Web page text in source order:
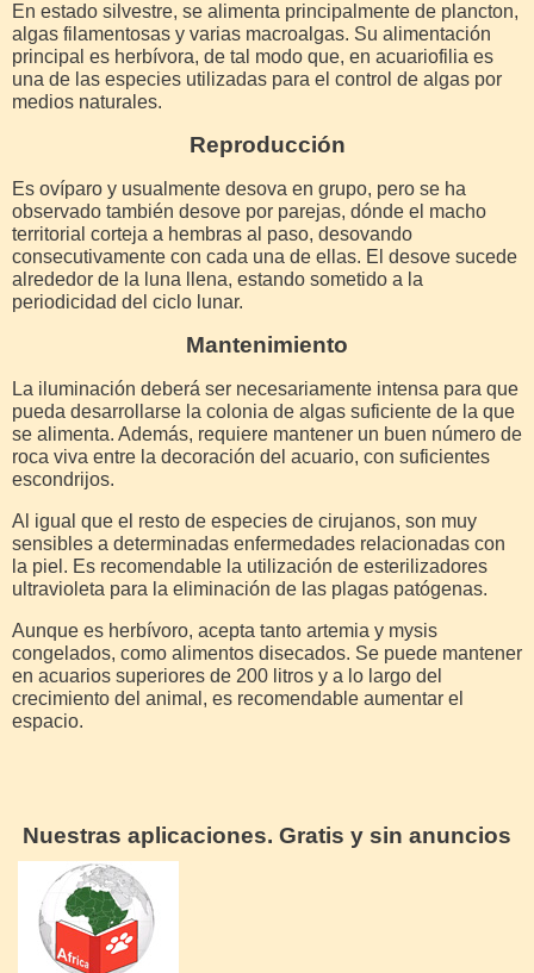
En estado silvestre, se alimenta principalmente de plancton,
algas filamentosas y varias macroalgas. Su alimentación
principal es herbívora, de tal modo que, en acuariofilia es
una de las especies utilizadas para el control de algas por
medios naturales.
Reproducción
Es ovíparo y usualmente desova en grupo, pero se ha
observado también desove por parejas, dónde el macho
territorial corteja a hembras al paso, desovando
consecutivamente con cada una de ellas. El desove sucede
alrededor de la luna llena, estando sometido a la
periodicidad del ciclo lunar.
Mantenimiento
La iluminación deberá ser necesariamente intensa para que
pueda desarrollarse la colonia de algas suficiente de la que
se alimenta. Además, requiere mantener un buen número de
roca viva entre la decoración del acuario, con suficientes
escondrijos.
Al igual que el resto de especies de cirujanos, son muy
sensibles a determinadas enfermedades relacionadas con
la piel. Es recomendable la utilización de esterilizadores
ultravioleta para la eliminación de las plagas patógenas.
Aunque es herbívoro, acepta tanto artemia y mysis
congelados, como alimentos disecados. Se puede mantener
en acuarios superiores de 200 litros y a lo largo del
crecimiento del animal, es recomendable aumentar el
espacio.
Nuestras aplicaciones. Gratis y sin anuncios